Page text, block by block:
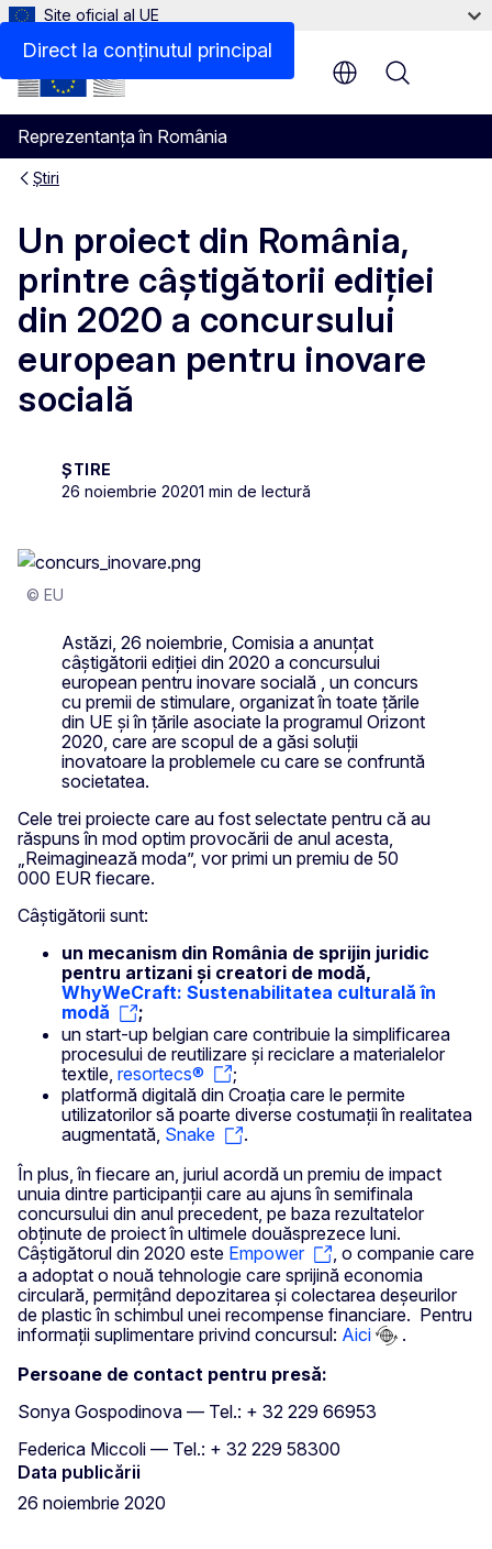
Direct la conținutul principal
Site oficial al UE
Reprezentanța în România
Menu
Știri
Un proiect din România,
printre câștigătorii ediției
din 2020 a concursului
european pentru inovare
socială
ȘTIRE
26 noiembrie 20201 min de lectură
© EU
Astăzi, 26 noiembrie, Comisia a anunțat
câștigătorii ediției din 2020 a concursului
european pentru inovare socială , un concurs
cu premii de stimulare, organizat în toate țările
din UE și în țările asociate la programul Orizont
2020, care are scopul de a găsi soluții
inovatoare la problemele cu care se confruntă
societatea.
Cele trei proiecte care au fost selectate pentru că au
răspuns în mod optim provocării de anul acesta,
„Reimaginează moda”, vor primi un premiu de 50
000 EUR fiecare.
Câştigătorii sunt:
un mecanism din România de sprijin juridic
pentru artizani și creatori de modă,
WhyWeCraft: Sustenabilitatea culturală în
modă
;
un start-up belgian care contribuie la simplificarea
procesului de reutilizare și reciclare a materialelor
textile, resortecs®
;
platformă digitală din Croaţia care le permite
utilizatorilor să poarte diverse costumaţii în realitatea
augmentată, Snake
.
În plus, în fiecare an, juriul acordă un premiu de impact
unuia dintre participanții care au ajuns în semifinala
concursului din anul precedent, pe baza rezultatelor
obținute de proiect în ultimele douăsprezece luni.
Câștigătorul din 2020 este Empower
, o companie care
a adoptat o nouă tehnologie care sprijină economia
circulară, permițând depozitarea și colectarea deșeurilor
de plastic în schimbul unei recompense financiare. Pentru
informații suplimentare privind concursul: Aici
.
Persoane de contact pentru presă:
Sonya Gospodinova — Tel.: + 32 229 66953
Federica Miccoli — Tel.: + 32 229 58300
Data publicării
26 noiembrie 2020